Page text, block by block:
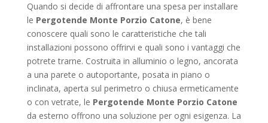
Quando si decide di affrontare una spesa per installare
le Pergotende Monte Porzio Catone, è bene
conoscere quali sono le caratteristiche che tali
installazioni possono offrirvi e quali sono i vantaggi che
potrete trarne. Costruita in alluminio o legno, ancorata
a una parete o autoportante, posata in piano o
inclinata, aperta sul perimetro o chiusa ermeticamente
o con vetrate, le Pergotende Monte Porzio Catone
da esterno offrono una soluzione per ogni esigenza. La